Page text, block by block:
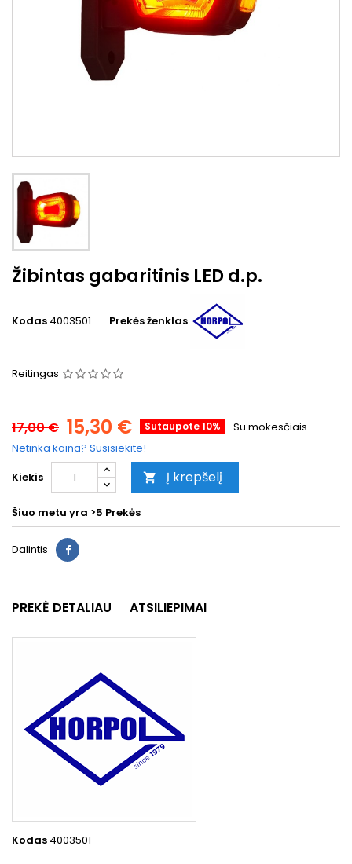
Žibintas gabaritinis LED d.p.
Kodas 4003501 Prekės ženklas
Reitingas
17,00 € 15,30 € Sutaupote 10%
Su mokesčiais
Netinka kaina? Susisiekite!
Kiekis
 Į krepšelį
Šiuo metu yra >5 Prekės
Dalintis
PREKĖ DETALIAU ATSILIEPIMAI
Kodas 4003501